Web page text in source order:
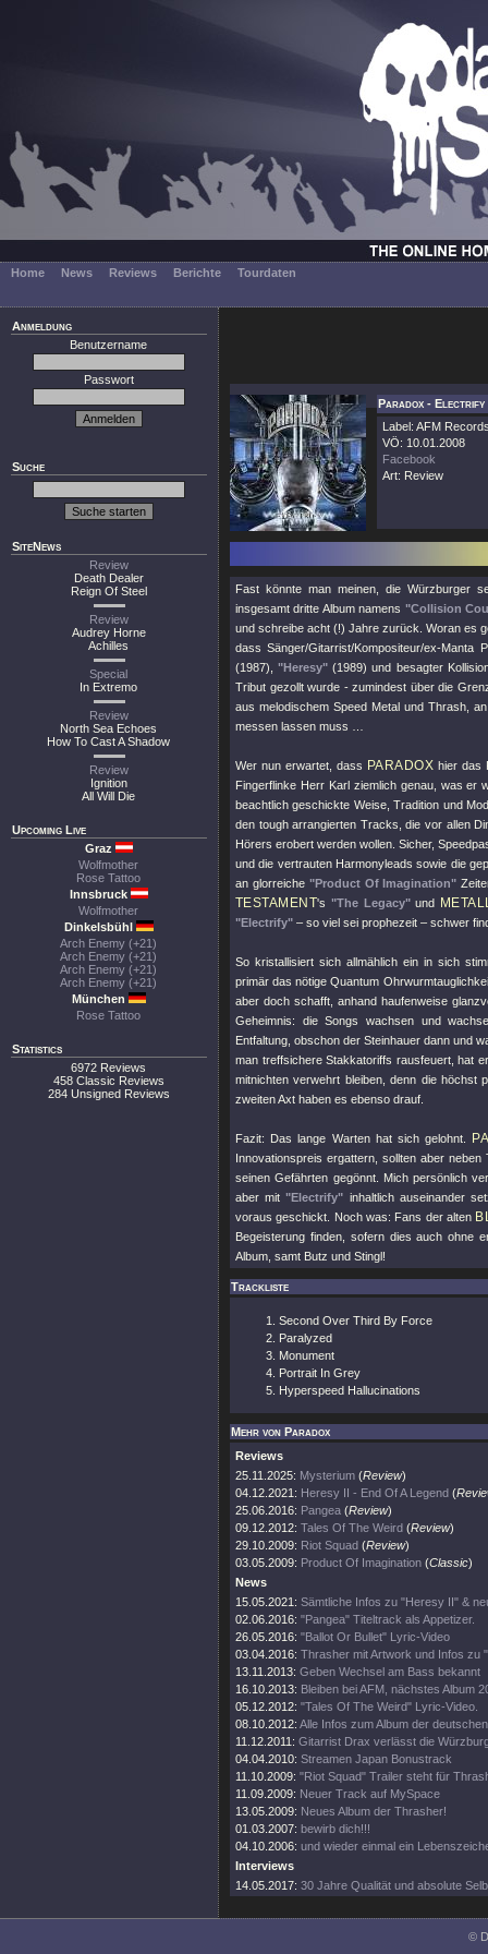
Home News Reviews Berichte Tourdaten
Anmeldung
Benutzername
Passwort
Suche
SiteNews
Review
Death Dealer
Reign Of Steel
Review
Audrey Horne
Achilles
Special
In Extremo
Review
North Sea Echoes
How To Cast A Shadow
Review
Ignition
All Will Die
Upcoming Live
Graz
Wolfmother
Rose Tattoo
Innsbruck
Wolfmother
Dinkelsbühl
Arch Enemy (+21)
Arch Enemy (+21)
Arch Enemy (+21)
Arch Enemy (+21)
München
Rose Tattoo
Statistics
6972 Reviews
458 Classic Reviews
284 Unsigned Reviews
Paradox - Electrify
Label: AFM
VÖ: 10.01.2008
Facebook
Art: Review
Fast könnte man meinen, die Würzburger
insgesamt dritte Album namens "Collision
und schreibe acht (!) Jahre zurück. Woran es
dass Sänger/Gitarrist/Kompositeur/ex-
(1987),"Heresy" (1989) und besagter
Tribut gezollt wurde - zumindest über die
aus melodischem Speed Metal und Thrash,
messen lassen muss …
Wer nun erwartet, dass PARADOX hier das
Fingerflinke Herr Karl ziemlich genau, was er
beachtlich geschickte Weise, Tradition und
den tough arrangierten Tracks, die vor allen
Hörers erobert werden wollen. Sicher,
und die vertrauten Harmonyleads sowie die
an glorreiche "Product Of Imagination"
TESTAMENT's"The Legacy"und
"Electrify" – so viel sei prophezeit – schwer
So kristallisiert sich allmählich ein in sich
primär das nötige Quantum
aber doch schafft, anhand haufenweise
Geheimnis: die Songs wachsen und
Entfaltung, obschon der Steinhauer dann und
man treffsichere Stakkatoriffs rausfeuert, hat
mitnichten verwehrt bleiben, denn die höchst
zweiten Axt haben es ebenso drauf.
Fazit: Das lange Warten hat sich gelohnt.
Innovationspreis ergattern, sollten aber
seinen Gefährten gegönnt. Mich persönlich
aber mit"Electrify" inhaltlich auseinander
voraus geschickt. Noch was: Fans der alten
Begeisterung finden, sofern dies auch ohne
Album, samt Butz und Stingl!
Trackliste
Second Over Third By Force
Paralyzed
Monument
Portrait In Grey
Hyperspeed Hallucinations
Mehr von Paradox
Reviews
25.11.2025: Mysterium (Review)
04.12.2021: Heresy II - End Of A Legend (
25.06.2016: Pangea (Review)
09.12.2012: Tales Of The Weird (Review)
29.10.2009: Riot Squad (Review)
03.05.2009: Product Of Imagination (Classic)
News
15.05.2021: Sämtliche Infos zu "Heresy II" &
02.06.2016: "Pangea" Titeltrack als Appetizer.
26.05.2016: "Ballot Or Bullet" Lyric-Video
03.04.2016: Thrasher mit Artwork und Infos zu
13.11.2013: Geben Wechsel am Bass bekannt
16.10.2013: Bleiben bei AFM, nächstes Album
05.12.2012: "Tales Of The Weird" Lyric-Video.
08.10.2012: Alle Infos zum Album der
11.12.2011: Gitarrist Drax verlässt die
04.04.2010: Streamen Japan Bonustrack
11.10.2009: "Riot Squad" Trailer steht für
11.09.2009: Neuer Track auf MySpace
13.05.2009: Neues Album der Thrasher!
01.03.2007: bewirb dich!!!
04.10.2006: und wieder einmal ein
Interviews
14.05.2017: 30 Jahre Qualität und absolute
©